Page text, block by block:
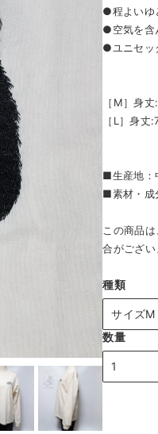
●程よいゆ
●空気を含
●ユニセッ
［M］身
［L］身
■生産地：
■素材・成
この商品
合がござ
種類
数量